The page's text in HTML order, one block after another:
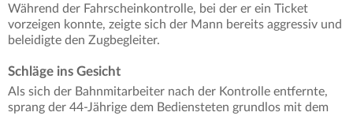
Während der Fahrscheinkontrolle, bei der er ein Ticket
vorzeigen konnte, zeigte sich der Mann bereits aggressiv und
beleidigte den Zugbegleiter.
Schläge ins Gesicht
Als sich der Bahnmitarbeiter nach der Kontrolle entfernte,
sprang der 44-Jährige dem Bediensteten grundlos mit dem